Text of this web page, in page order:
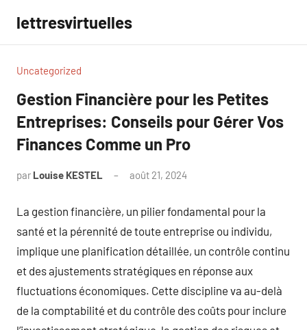
contenu
lettresvirtuelles
Uncategorized
Gestion Financière pour les Petites
Entreprises: Conseils pour Gérer Vos
Finances Comme un Pro
par Louise KESTEL août 21, 2024
La gestion financière, un pilier fondamental pour la
santé et la pérennité de toute entreprise ou individu,
implique une planification détaillée, un contrôle continu
et des ajustements stratégiques en réponse aux
fluctuations économiques. Cette discipline va au-delà
de la comptabilité et du contrôle des coûts pour inclure